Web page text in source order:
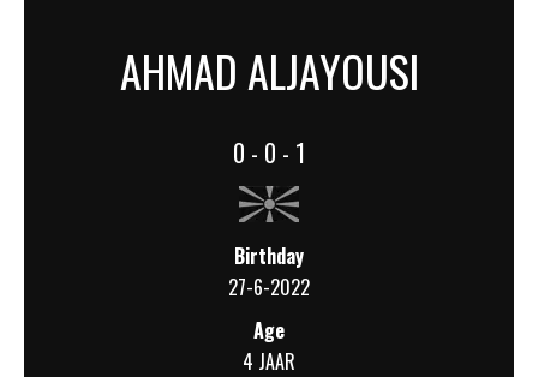
AHMAD ALJAYOUSI
0 - 0 - 1
Birthday
27-6-2022
Age
4 JAAR